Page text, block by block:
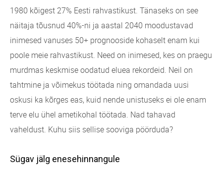
1980 kõigest 27% Eesti rahvastikust. Tänaseks on see
näitaja tõusnud 40%-ni ja aastal 2040 moodustavad
inimesed vanuses 50+ prognooside kohaselt enam kui
poole meie rahvastikust. Need on inimesed, kes on praegu
murdmas keskmise oodatud eluea rekordeid. Neil on
tahtmine ja võimekus töötada ning omandada uusi
oskusi ka kõrges eas, kuid nende unistuseks ei ole enam
terve elu ühel ametikohal töötada. Nad tahavad
vaheldust. Kuhu siis sellise sooviga pöörduda?
Sügav jälg enesehinnangule